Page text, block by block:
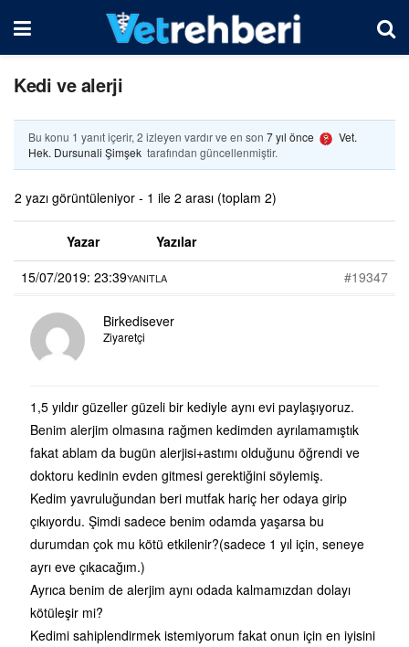
Kedi ve alerji
Bu konu 1 yanıt içerir, 2 izleyen vardır ve en son 7 yıl önce
Vet.
Hek. Dursunali Şimşek tarafından güncellenmiştir.
2 yazı görüntüleniyor - 1 ile 2 arası (toplam 2)
Yazar
Yazılar
15/07/2019: 23:39
#19347
YANITLA
Birkedisever
Ziyaretçi
1,5 yıldır güzeller güzeli bir kediyle aynı evi paylaşıyoruz.
Benim alerjim olmasına rağmen kedimden ayrılamamıştık
fakat ablam da bugün alerjisi+astımı olduğunu öğrendi ve
doktoru kedinin evden gitmesi gerektiğini söylemiş.
Kedim yavruluğundan beri mutfak hariç her odaya girip
çıkıyordu. Şimdi sadece benim odamda yaşarsa bu
durumdan çok mu kötü etkilenir?(sadece 1 yıl için, seneye
ayrı eve çıkacağım.)
Ayrıca benim de alerjim aynı odada kalmamızdan dolayı
kötüleşir mi?
Kedimi sahiplendirmek istemiyorum fakat onun için en iyisini